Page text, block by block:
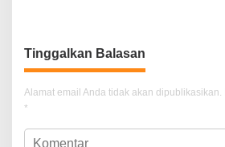
Tinggalkan Balasan
Alamat email Anda tidak akan dipublikasikan.
*